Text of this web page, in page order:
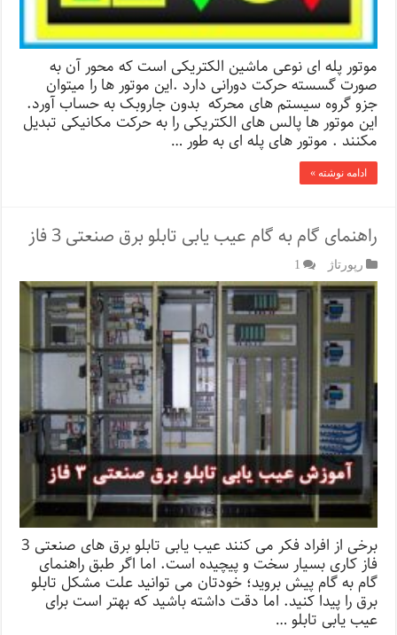
موتور پله ای نوعی ماشین الکتریکی است که محور آن به
صورت گسسته حرکت دورانی دارد .این موتور ها را میتوان
جزو گروه سیستم های محرکه بدون جاروبک به حساب آورد.
این موتور ها پالس های الکتریکی را به حرکت مکانیکی تبدیل
مکنند . موتور های پله ای به طور …
ادامه نوشته »
راهنمای گام به گام عیب یابی تابلو برق صنعتی 3 فاز
رپورتاژ‌ 1
برخی از افراد فکر می کنند عیب یابی تابلو برق های صنعتی 3
فاز کاری بسیار سخت و پیچیده است. اما اگر طبق راهنمای
گام به گام پیش بروید؛ خودتان می توانید علت مشکل تابلو
برق را پیدا کنید. اما دقت داشته باشید که بهتر است برای
عیب یابی تابلو …